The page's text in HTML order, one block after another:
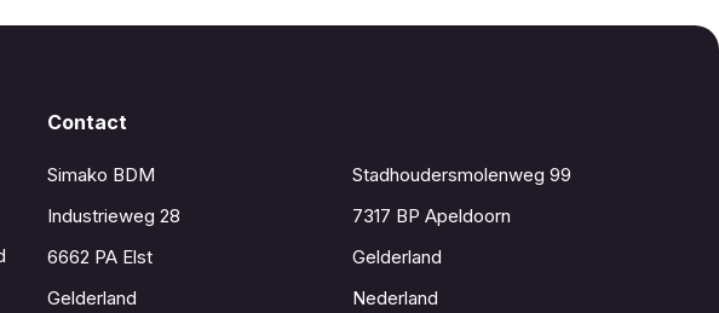
Contact
Simako BDM
Industrieweg 28
6662 PA Elst
Gelderland
Stadhoudersmolenweg 99
7317 BP Apeldoorn
Gelderland
Nederland